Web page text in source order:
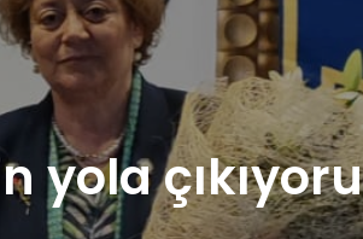
yola